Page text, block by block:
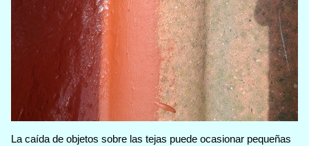
La caída de objetos sobre las tejas puede ocasionar pequeñas